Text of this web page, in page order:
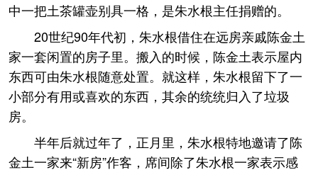
中一把土茶罐壶别具一格，是朱水根主任捐赠的。
20世纪90年代初，朱水根借住在远房亲戚陈金土
家一套闲置的房子里。搬入的时候，陈金土表示屋内
东西可由朱水根随意处置。就这样，朱水根留下了一
小部分有用或喜欢的东西，其余的统统归入了垃圾
房。
半年后就过年了，正月里，朱水根特地邀请了陈
金土一家来“新房”作客，席间除了朱水根一家表示感